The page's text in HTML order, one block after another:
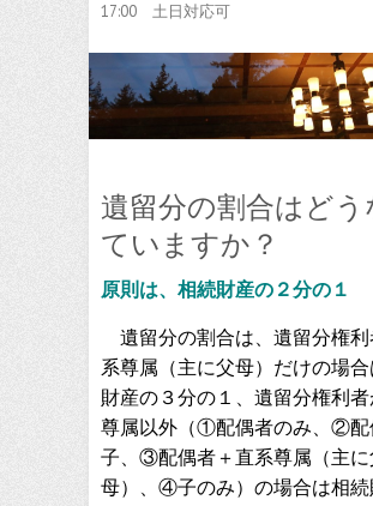
17:00 土日対応可
遺留分の割合はどう
ていますか？
原則は、相続財産の２分の１
遺留分の割合は、遺留分権利
系尊属（主に父母）だけの場
財産の３分の１、遺留分権利者
尊属以外（①配偶者のみ、②配
子、③配偶者＋直系尊属（主に
母）、④子のみ）の場合は相続